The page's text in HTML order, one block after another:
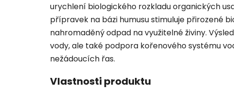
urychlení biologického rozkladu organických
přípravek na bázi humusu stimuluje přirozené
nahromaděný odpad na využitelné živiny.
vody, ale také podpora kořenového systému
nežádoucích řas.
Vlastnosti produktu